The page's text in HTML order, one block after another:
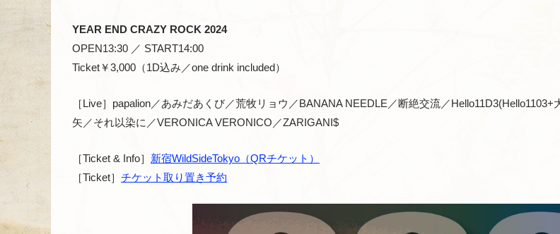
YEAR END CRAZY ROCK 2024
OPEN13:30 ／ START14:00
Ticket￥3,000（1D込み／one drink included）
［Live］papalion／あみだあくび／荒牧リョウ／BANANA NEEDLE／断絶交流／
矢／それ以染に／VERONICA VERONICO／ZARIGANI$
［Ticket & Info］ 新宿WildSideTokyo（QRチケット）
［Ticket］ チケット取り置き予約